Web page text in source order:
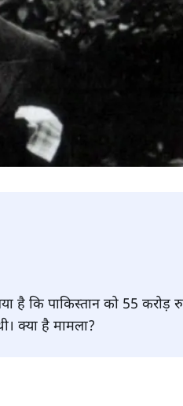
है कि पाकिस्तान को 55 करोड़
क्या है मामला?